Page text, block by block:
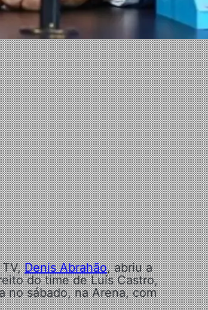
TV,Denis Abrahão, abriu a
do time de Luís Castro,
no sábado, na Arena, com